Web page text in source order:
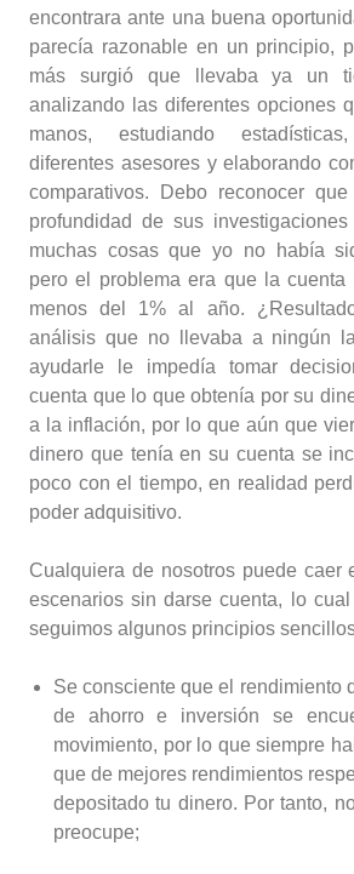
encontrara ante una buena
parecía razonable en un principio,
más surgió que llevaba ya un
analizando las diferentes opciones
manos, estudiando
diferentes asesores y elaborando
comparativos. Debo reconocer
profundidad de sus
muchas cosas que yo no había
pero el problema era que la
menos del 1% al año.
análisis que no llevaba a ningún
ayudarle le impedía tomar
cuenta que lo que obtenía por su
a la inflación, por lo que aún que
dinero que tenía en su cuenta se
poco con el tiempo, en realidad
poder adquisitivo.
Cualquiera de nosotros puede caer
escenarios sin darse cuenta, lo
seguimos algunos principios
Se consciente que el rendimiento
de ahorro e inversión se
movimiento, por lo que siempre
que de mejores rendimientos
depositado tu dinero. Por tanto,
preocupe;